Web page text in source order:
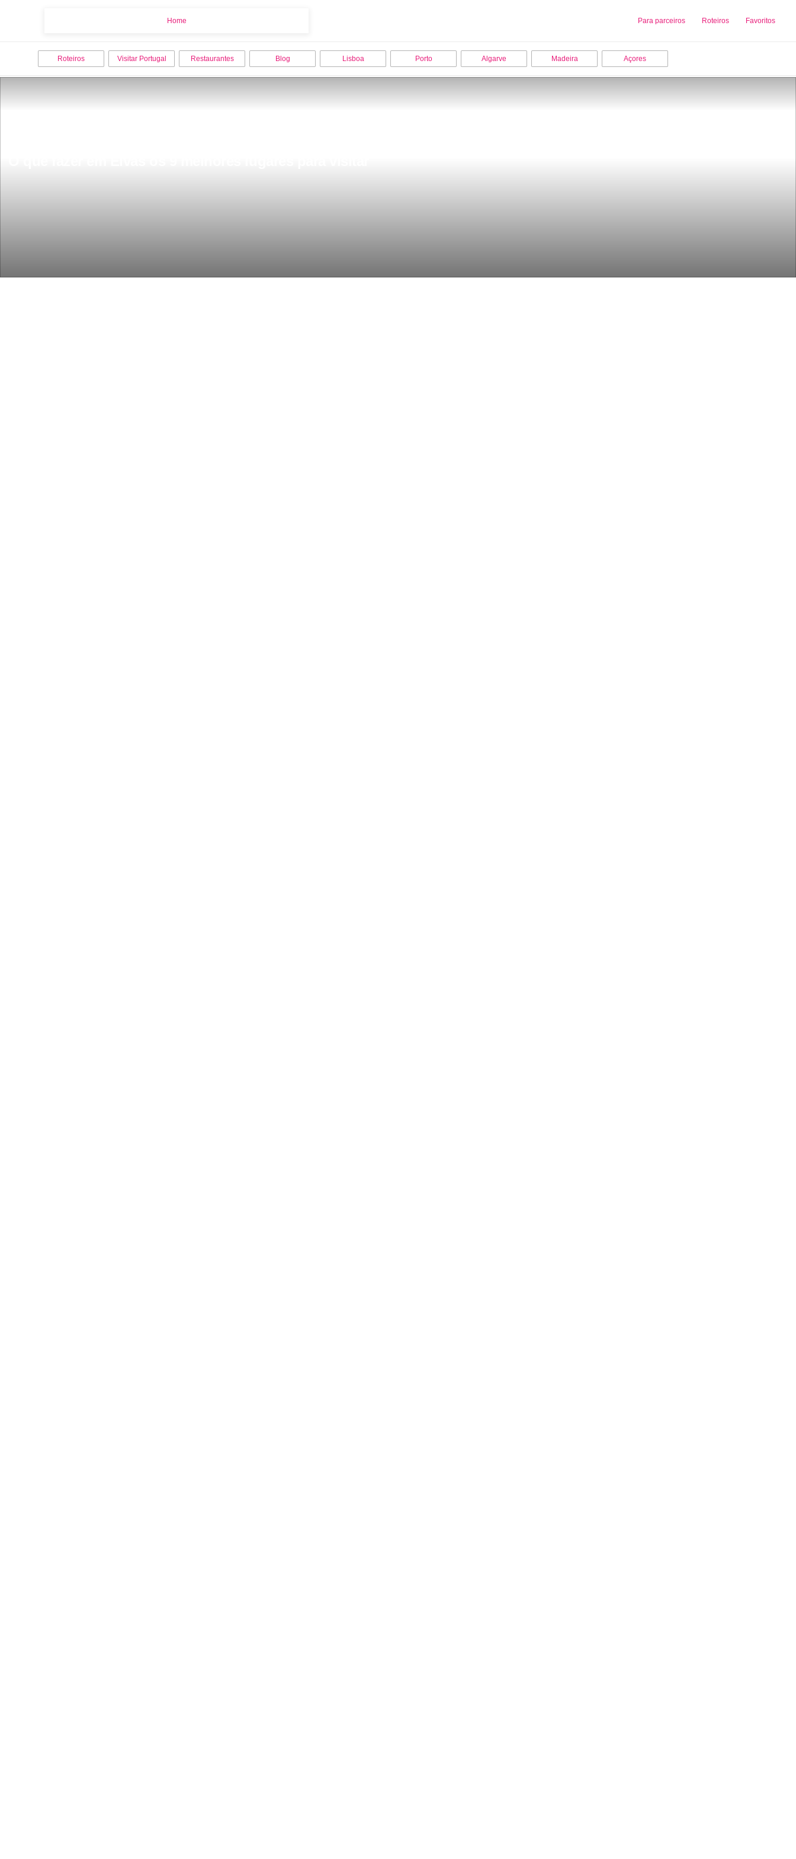
Home Para parceiros Roteiros Favoritos
Sobre nós Adicionar uma Empresa
Roteiros Visitar Portugal Restaurantes Blog Lisboa Porto Algarve Madeira Açores